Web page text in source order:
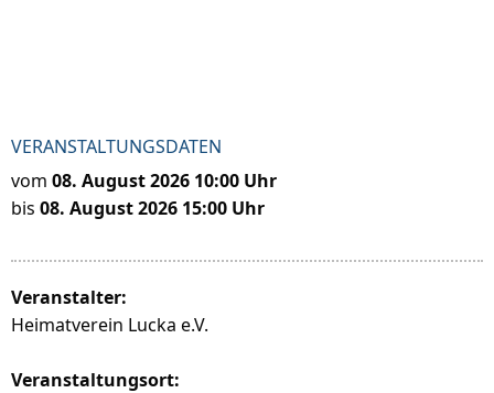
VERANSTALTUNGSDATEN
vom 08. August 2026 10:00 Uhr
bis 08. August 2026 15:00 Uhr
Veranstalter:
Heimatverein Lucka e.V.
Veranstaltungsort: